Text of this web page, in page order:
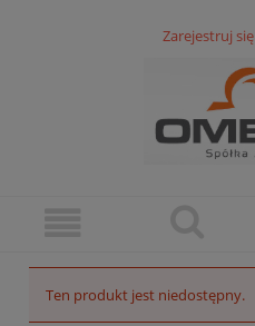
Zarejestruj się
Ten produkt jest niedostępny.